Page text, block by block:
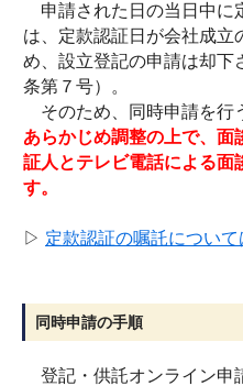
申請された日の当日中に
は、定款認証日が会社成立
め、設立登記の申請は却下
条第７号）。
そのため、同時申請を行
あらかじめ調整の上で、面
証人とテレビ電話による面
す。
▷ 定款認証の嘱託について
同時申請の手順
登記・供託オンライン申